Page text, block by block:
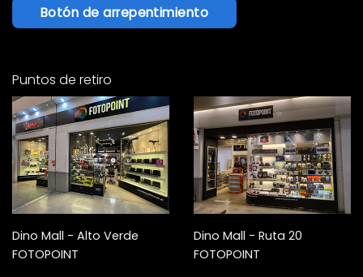
Botón de arrepentimiento
Puntos de retiro
Dino Mall - Alto Verde
FOTOPOINT
Dino Mall - Ruta 20
FOTOPOINT